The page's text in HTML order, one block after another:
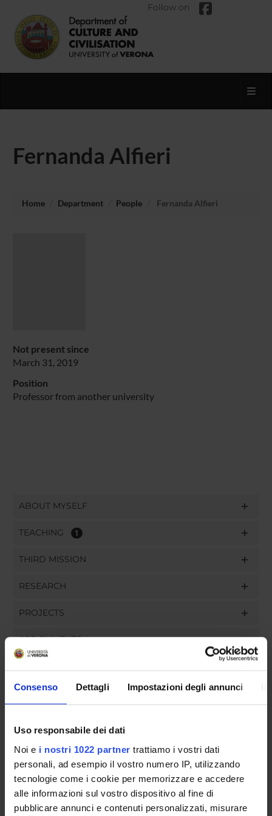
Consenso Dettagli Impostazioni degli annunci
Uso responsabile dei dati
Noi e i nostri 1022 partner trattiamo i vostri dati
personali, ad esempio il vostro numero IP, utilizzando
tecnologie come i cookie per memorizzare e accedere
alle informazioni sul vostro dispositivo al fine di
pubblicare annunci e contenuti personalizzati, misurare
Follow on
Fernanda Alfieri
Home Department People Fernanda Alfieri
Not present since
March 31, 2019
Position
Professor from another university
ABOUT MYSELF
TEACHING 1
THIRD MISSION
RESEARCH
PROJECTS
ASSIGNMENTS
ORGANISATION
GOVERNANCE
COMMITTEES
DEPARTMENT ADMINISTRATION OFFICES
STUDENT ADMINISTRATION OFFICES